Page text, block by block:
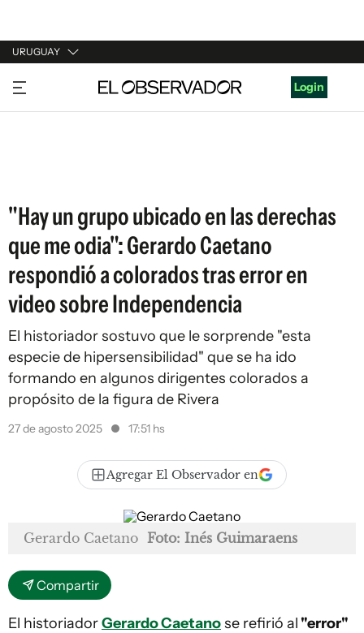
URUGUAY
URUGUAY
ARGENTINA
Login
"Hay un grupo ubicado en las derechas
que me odia": Gerardo Caetano
respondió a colorados tras error en
video sobre Independencia
El historiador sostuvo que le sorprende "esta
especie de hipersensibilidad" que se ha ido
formando en algunos dirigentes colorados a
propósito de la figura de Rivera
27 de agosto 2025 17:51 hs
Agregar El Observador en
Gerardo Caetano Foto: Inés Guimaraens
Compartir
El historiadorGerardo Caetanose refirió al "error"